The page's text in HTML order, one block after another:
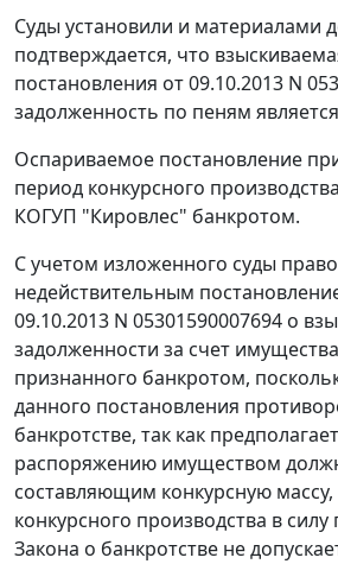
Суды установили и материалами
подтверждается, что
постановления от 09.10.2013 N
задолженность по пеням
Оспариваемое постановление
период конкурсного
КОГУП "Кировлес" банкротом.
С учетом изложенного суды
недействительным
09.10.2013 N 05301590007694 о
задолженности за счет
признанного банкротом,
данного постановления
банкротстве, так как
распоряжению имуществом
составляющим конкурсную
конкурсного производства в силу
Закона о банкротстве не